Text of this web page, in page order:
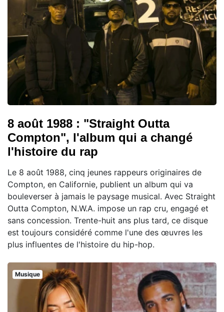
8 août 1988 : "Straight Outta
Compton", l'album qui a changé
l'histoire du rap
Le 8 août 1988, cinq jeunes rappeurs originaires de
Compton, en Californie, publient un album qui va
bouleverser à jamais le paysage musical. Avec Straight
Outta Compton, N.W.A. impose un rap cru, engagé et
sans concession. Trente-huit ans plus tard, ce disque
est toujours considéré comme l'une des œuvres les
plus influentes de l'histoire du hip-hop.
Musique